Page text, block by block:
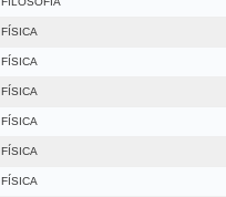
FÍSICA
FÍSICA
FÍSICA
FÍSICA
FÍSICA
FÍSICA